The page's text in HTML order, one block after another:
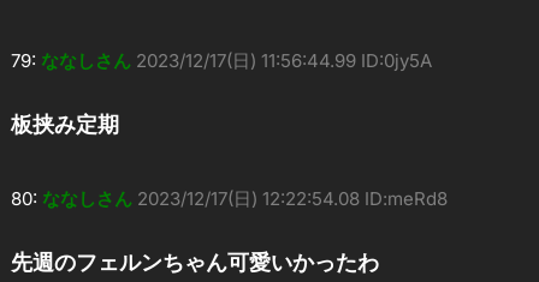
79: ななしさん 2023/12/17(日) 11:56:44.99 ID:0jy5A
板挟み定期
80: ななしさん 2023/12/17(日) 12:22:54.08 ID:meRd8
先週のフェルンちゃん可愛いかったわ